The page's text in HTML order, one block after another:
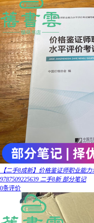
【二手8成新】价格鉴证师职业能
9787509225639 二手8新 部分笔记
0条评价